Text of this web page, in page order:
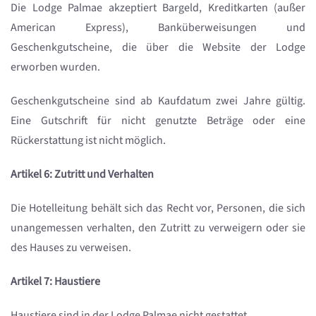
Die Lodge Palmae akzeptiert Bargeld, Kreditkarten (außer
American Express), Banküberweisungen und
Geschenkgutscheine, die über die Website der Lodge
erworben wurden.
Geschenkgutscheine sind ab Kaufdatum zwei Jahre gültig.
Eine Gutschrift für nicht genutzte Beträge oder eine
Rückerstattung ist nicht möglich.
Artikel 6: Zutritt und Verhalten
Die Hotelleitung behält sich das Recht vor, Personen, die sich
unangemessen verhalten, den Zutritt zu verweigern oder sie
des Hauses zu verweisen.
Artikel 7: Haustiere